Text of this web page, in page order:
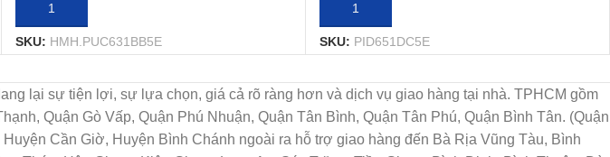
THÊM VÀO GIỎ HÀNG
SKU: HMH.PUC631BB5E
THÊM VÀO GIỎ HÀNG
SKU: PID651DC5E
lại sự tiện lợi, sự lựa chọn, giá cả rõ ràng hơn và dịch vụ giao hàng tại nhà. TPHCM gồm
Quận Gò Vấp, Quận Phú Nhuận, Quận Tân Bình, Quận Tân Phú, Quận Bình Tân. (Quận
Cần Giờ, Huyện Bình Chánh ngoài ra hỗ trợ giao hàng đến Bà Rịa Vũng Tàu, Bình